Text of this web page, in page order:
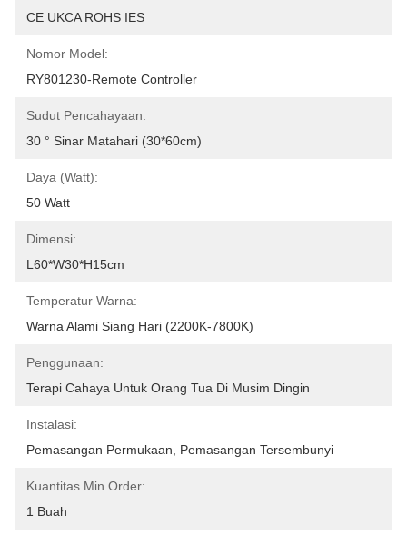
CE UKCA ROHS IES
Nomor Model:
RY801230-Remote Controller
Sudut Pencahayaan:
30 ° Sinar Matahari (30*60cm)
Daya (Watt):
50 Watt
Dimensi:
L60*W30*H15cm
Temperatur Warna:
Warna Alami Siang Hari (2200K-7800K)
Penggunaan:
Terapi Cahaya Untuk Orang Tua Di Musim Dingin
Instalasi:
Pemasangan Permukaan, Pemasangan Tersembunyi
Kuantitas Min Order:
1 Buah